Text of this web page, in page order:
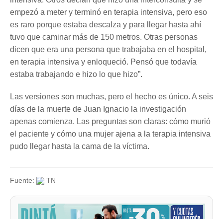
empezó a meter y terminó en terapia intensiva, pero eso
es raro porque estaba descalza y para llegar hasta ahí
tuvo que caminar más de 150 metros. Otras personas
dicen que era una persona que trabajaba en el hospital,
en terapia intensiva y enloqueció. Pensó que todavía
estaba trabajando e hizo lo que hizo”.
Las versiones son muchas, pero el hecho es único. A seis
días de la muerte de Juan Ignacio la investigación
apenas comienza. Las preguntas son claras: cómo murió
el paciente y cómo una mujer ajena a la terapia intensiva
pudo llegar hasta la cama de la víctima.
Fuente: TN